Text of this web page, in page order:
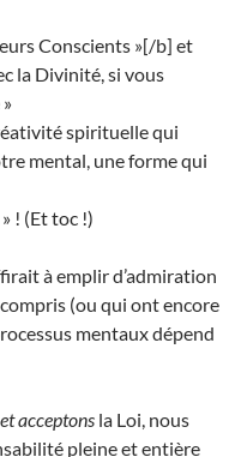
Conscients »[/b] et
la Divinité, si vous
spirituelle qui
mental, une forme qui
» ! (Et toc !)
à emplir d’admiration
(ou qui ont encore
mentaux dépend
et acceptons la Loi, nous
pleine et entière